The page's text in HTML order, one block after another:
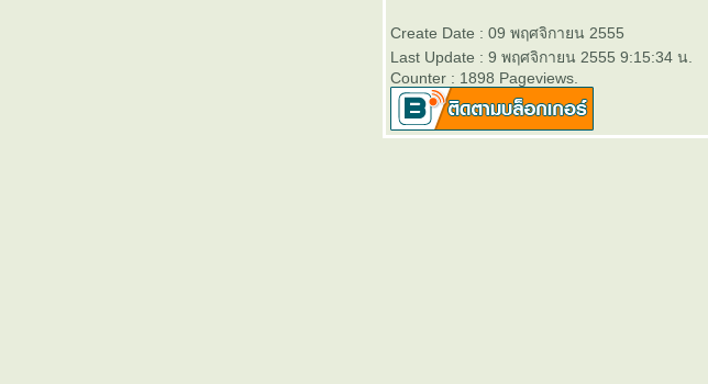
Create Date : 09 พฤศจิกายน 2555
Last Update : 9 พฤศจิกายน 2555 9:15:34 น.
Counter : 1898 Pageviews.